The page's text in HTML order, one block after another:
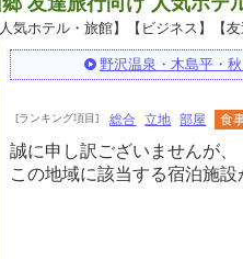
気ホテル・旅館】【ビジネス】【
野沢温泉・木島平・
[ランキング項目] 総合 立地 部屋 食
誠に申し訳ございませんが、
この地域に該当する宿泊施